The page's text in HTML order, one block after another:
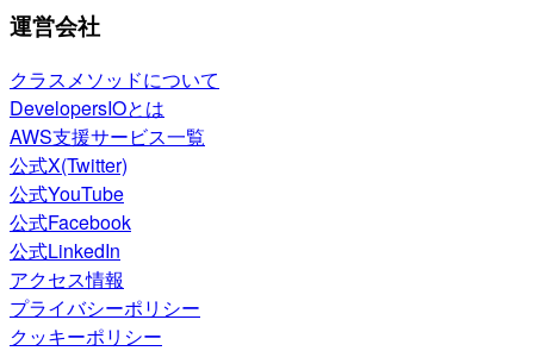
運営会社
クラスメソッドについて
DevelopersIOとは
AWS支援サービス一覧
公式X(Twitter)
公式YouTube
公式Facebook
公式LinkedIn
アクセス情報
プライバシーポリシー
クッキーポリシー